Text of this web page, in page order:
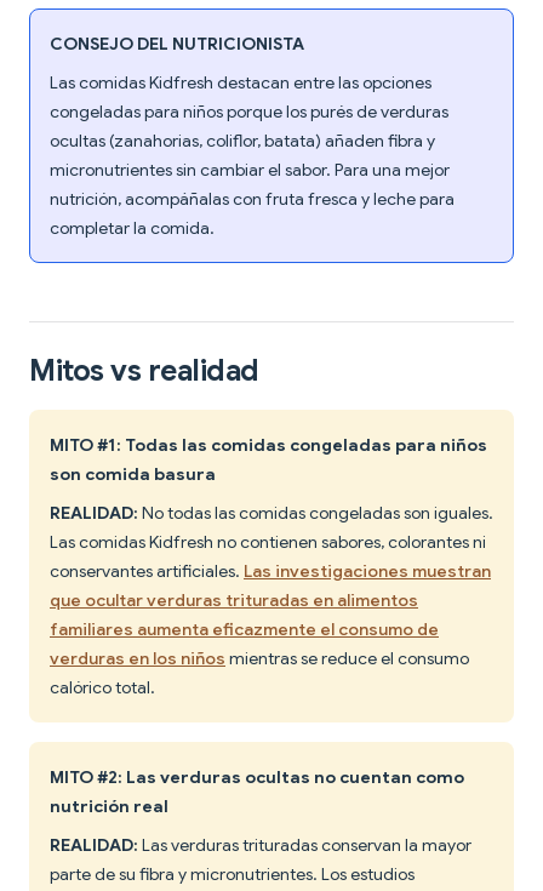
CONSEJO DEL NUTRICIONISTA
Las comidas Kidfresh destacan entre las opciones
congeladas para niños porque los purés de verduras
ocultas (zanahorias, coliflor, batata) añaden fibra y
micronutrientes sin cambiar el sabor. Para una mejor
nutrición, acompáñalas con fruta fresca y leche para
completar la comida.
Mitos vs realidad
MITO #1: Todas las comidas congeladas para niños
son comida basura
REALIDAD: No todas las comidas congeladas son iguales.
Las comidas Kidfresh no contienen sabores, colorantes ni
conservantes artificiales. Las investigaciones muestran
que ocultar verduras trituradas en alimentos
familiares aumenta eficazmente el consumo de
verduras en los niños mientras se reduce el consumo
calórico total.
MITO #2: Las verduras ocultas no cuentan como
nutrición real
REALIDAD: Las verduras trituradas conservan la mayor
parte de su fibra y micronutrientes. Los estudios